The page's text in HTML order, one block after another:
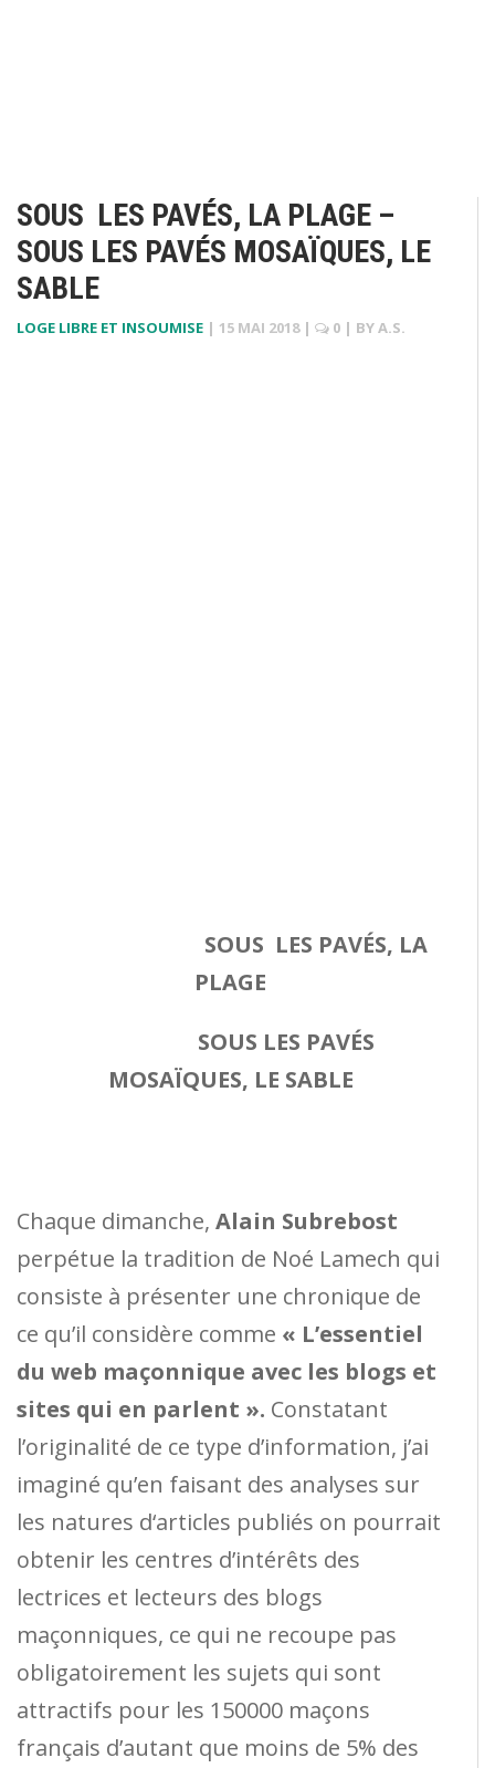
SOUS LES PAVÉS, LA PLAGE –
SOUS LES PAVÉS MOSAÏQUES, LE
SABLE
LOGE LIBRE ET INSOUMISE | 15 MAI 2018 | 0 | BYA.S.
SOUS LES PAVÉS, LA
PLAGE
SOUS LES PAVÉS
MOSAÏQUES, LE SABLE
Chaque dimanche, Alain Subrebost
perpétue la tradition de Noé Lamech qui
consiste à présenter une chronique de
ce qu’il considère comme « L’essentiel
du web maçonnique avec les blogs et
sites qui en parlent ». Constatant
l’originalité de ce type d’information, j’ai
imaginé qu’en faisant des analyses sur
les natures d‘articles publiés on pourrait
obtenir les centres d’intérêts des
lectrices et lecteurs des blogs
maçonniques, ce qui ne recoupe pas
obligatoirement les sujets qui sont
attractifs pour les 150000 maçons
français d’autant que moins de 5% des